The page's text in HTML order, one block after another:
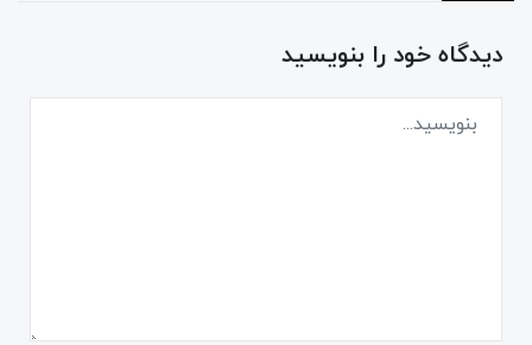
دیدگاه خود را بنویسید